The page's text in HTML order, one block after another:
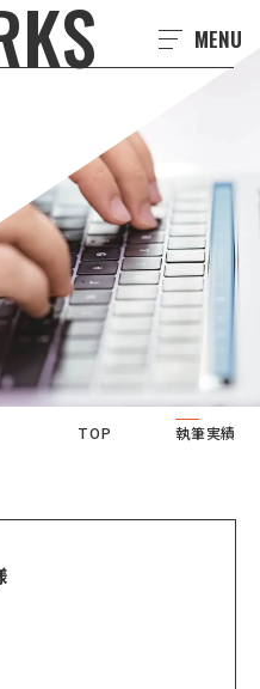
MENU
TOP 執筆実績